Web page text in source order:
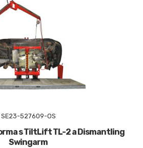
SE23-527609-OS
s TiltLift TL-2 a Dismantling
Swingarm